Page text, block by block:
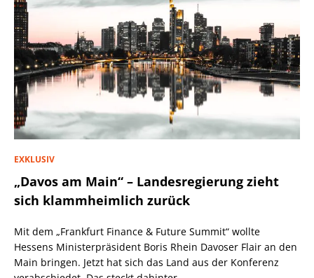
EXKLUSIV
„Davos am Main“ – Landesregierung zieht
sich klammheimlich zurück
Mit dem „Frankfurt Finance & Future Summit“ wollte
Hessens Ministerpräsident Boris Rhein Davoser Flair an den
Main bringen. Jetzt hat sich das Land aus der Konferenz